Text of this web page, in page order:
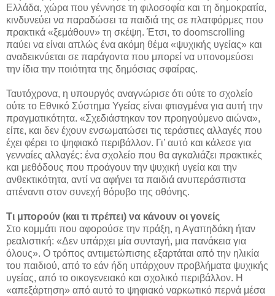
Ελλάδα, χώρα που γέννησε τη φιλοσοφία και τη δημοκρατία,
κινδυνεύει να παραδώσει τα παιδιά της σε πλατφόρμες που
πρακτικά «ξεμάθουν» τη σκέψη. Έτσι, το doomscrolling
παύει να είναι απλώς ένα ακόμη θέμα «ψυχικής υγείας» και
αναδεικνύεται σε παράγοντα που μπορεί να υπονομεύσει
την ίδια την ποιότητα της δημόσιας σφαίρας.
Ταυτόχρονα, η υπουργός αναγνώρισε ότι ούτε το σχολείο
ούτε το Εθνικό Σύστημα Υγείας είναι φτιαγμένα για αυτή την
πραγματικότητα. «Σχεδιάστηκαν τον προηγούμενο αιώνα»,
είπε, και δεν έχουν ενσωματώσει τις τεράστιες αλλαγές που
έχει φέρει το ψηφιακό περιβάλλον. Γι’ αυτό και κάλεσε για
γενναίες αλλαγές: ένα σχολείο που θα αγκαλιάζει πρακτικές
και μεθόδους που προάγουν την ψυχική υγεία και την
ανθεκτικότητα, αντί να αφήνει τα παιδιά ανυπεράσπιστα
απέναντι στον συνεχή θόρυβο της οθόνης.
Τι μπορούν (και τι πρέπει) να κάνουν οι γονείς
Στο κομμάτι που αφορούσε την πράξη, η Αγαπηδάκη ήταν
ρεαλιστική: «Δεν υπάρχει μία συνταγή, μια πανάκεια για
όλους». Ο τρόπος αντιμετώπισης εξαρτάται από την ηλικία
του παιδιού, από το εάν ήδη υπάρχουν προβλήματα ψυχικής
υγείας, από το οικογενειακό και σχολικό περιβάλλον. Η
«απεξάρτηση» από αυτό το ψηφιακό ναρκωτικό περνά μέσα